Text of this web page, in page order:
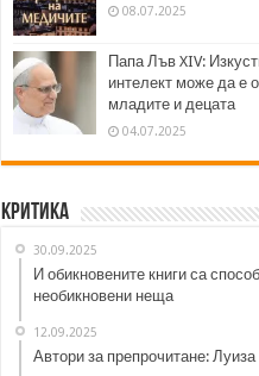
08.07.2025
Папа Лъв XIV:
интелект може да е
младите и децата
04.07.2025
Критика
30.09.2025
И обикновените книги са
необикновени неща
12.09.2025
Автори за препрочитане: